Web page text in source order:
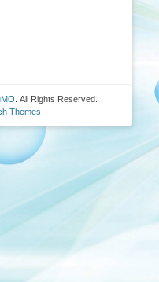
. All Rights Reserved.
Themes